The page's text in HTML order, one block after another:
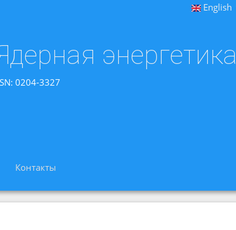
English
энергетика
0204-3327
Контакты